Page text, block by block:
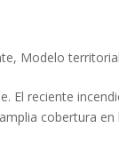
, Modelo territorial
El reciente
cobertura